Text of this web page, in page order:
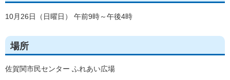
10月26日（日曜日） 午前9時～午後4時
場所
佐賀関市民センター ふれあい広場